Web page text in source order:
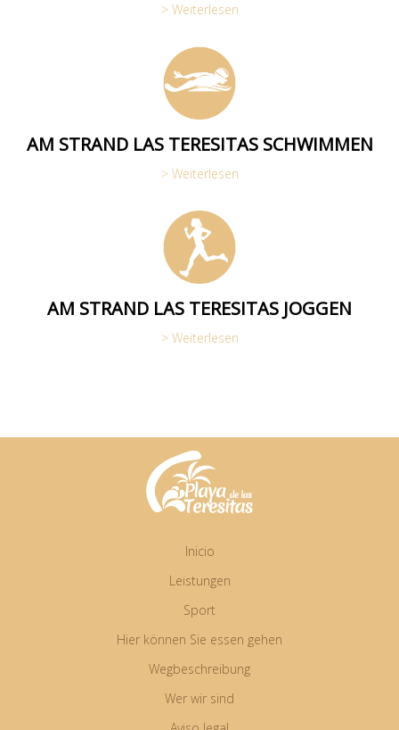
> Weiterlesen
AM STRAND LAS TERESITAS SCHWIMMEN
> Weiterlesen
AM STRAND LAS TERESITAS JOGGEN
> Weiterlesen
Inicio
Leistungen
Sport
Hier können Sie essen gehen
Wegbeschreibung
Wer wir sind